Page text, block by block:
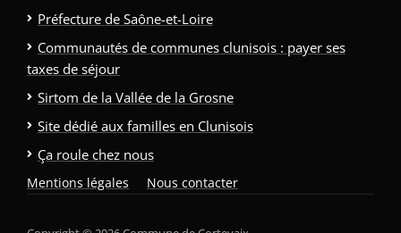
Préfecture de Saône-et-Loire
Communautés de communes clunisois : payer ses
taxes de séjour
Sirtom de la Vallée de la Grosne
Site dédié aux familles en Clunisois
Ça roule chez nous
Mentions légales Nous contacter